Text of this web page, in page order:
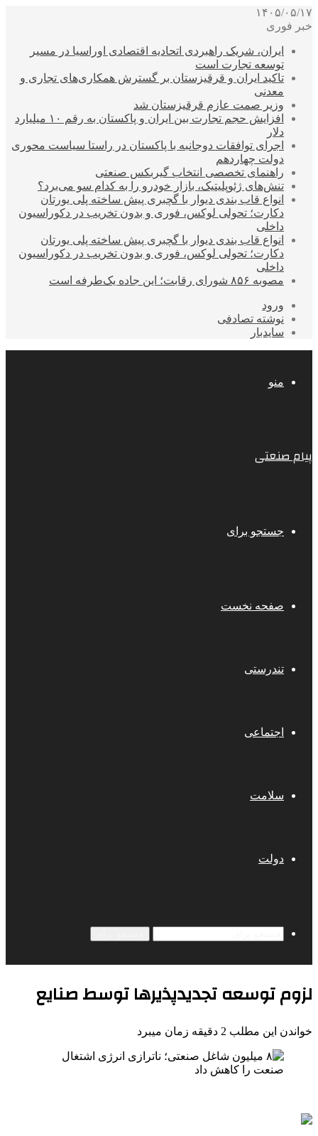
۱۴۰۵/۰۵/۱۷
خبر فوری
ایران، شریک راهبردی اتحادیه اقتصادی اوراسیا در مسیر
توسعه تجارت است
تاکید ایران و قرقیزستان بر گسترش همکاری‌های تجاری و
معدنی
وزیر صمت عازم قرقیزستان شد
افزایش حجم تجارت بین ایران و پاکستان به رقم ۱۰ میلیارد
دلار
اجرای توافقات دوجانبه با پاکستان در راستا سیاست محوری
دولت چهاردهم
راهنمای تخصصی انتخاب گیربکس صنعتی
تنش‌های ژئوپلیتیک، بازار خودرو را به کدام سو می‌برد؟
انواع قاب بندی دیوار با گچبری پیش ساخته پلی یورتان
دکارت؛ تحولی لوکس، فوری و بدون تخریب در دکوراسیون
داخلی
انواع قاب بندی دیوار با گچبری پیش ساخته پلی یورتان
دکارت؛ تحولی لوکس، فوری و بدون تخریب در دکوراسیون
داخلی
مصوبه ۸۵۶ شورای رقابت؛ این جاده یک‌طرفه است
ورود
نوشته تصادفی
سایدبار
منو
پیام صنعتی
جستجو برای
صفحه نخست
تندرستی
اجتماعی
سلامت
دولت
لزوم توسعه تجدیدپذیرها توسط صنایع
خواندن این مطلب 2 دقیقه زمان میبرد